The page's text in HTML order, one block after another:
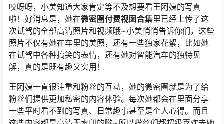
哎呀呀，小美知道大家肯定等不及想要看王阿姨的写真
啦！好消息是，她在微密圈付费视图合集里已经上传了这
次试驾的全部高清照片和视频哦~小美悄悄告诉你们，这些
照片不仅有她在车里的美照，还有一些独家花絮，比如她
在试驾中各种搞笑的表情，还有她对智能汽车的独特见
解，真的是既有趣又实用！
王阿姨一直很注重和粉丝的互动，她的微密圈就是为了给
粉丝们提供更加私密的内容体验。每次她都会在里面分享
一些平时看不到的写真、日常趣事甚至是个人心得。而且